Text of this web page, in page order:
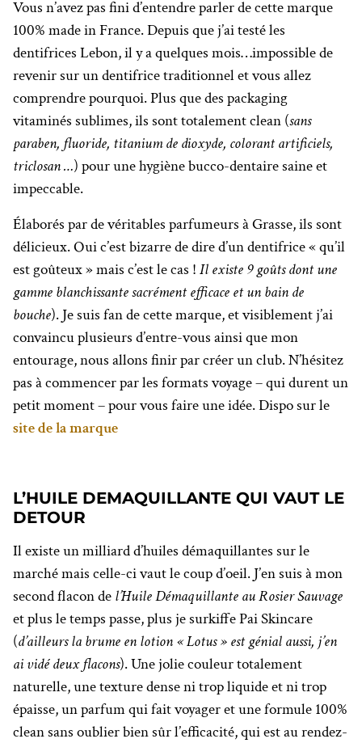
Vous n’avez pas fini d’entendre parler de cette marque
100% made in France. Depuis que j’ai testé les
dentifrices Lebon, il y a quelques mois…impossible de
revenir sur un dentifrice traditionnel et vous allez
comprendre pourquoi. Plus que des packaging
vitaminés sublimes, ils sont totalement clean (sans
paraben, fluoride, titanium de dioxyde, colorant artificiels,
triclosan …) pour une hygiène bucco-dentaire saine et
impeccable.
Élaborés par de véritables parfumeurs à Grasse, ils sont
délicieux. Oui c’est bizarre de dire d’un dentifrice « qu’il
est goûteux » mais c’est le cas ! Il existe 9 goûts dont une
gamme blanchissante sacrément efficace et un bain de
bouche). Je suis fan de cette marque, et visiblement j’ai
convaincu plusieurs d’entre-vous ainsi que mon
entourage, nous allons finir par créer un club. N’hésitez
pas à commencer par les formats voyage – qui durent un
petit moment – pour vous faire une idée. Dispo sur le
site de la marque
L’HUILE DEMAQUILLANTE QUI VAUT LE
DETOUR
Il existe un milliard d’huiles démaquillantes sur le
marché mais celle-ci vaut le coup d’oeil. J’en suis à mon
second flacon de l’Huile Démaquillante au Rosier Sauvage
et plus le temps passe, plus je surkiffe Pai Skincare
(d’ailleurs la brume en lotion « Lotus » est génial aussi, j’en
ai vidé deux flacons). Une jolie couleur totalement
naturelle, une texture dense ni trop liquide et ni trop
épaisse, un parfum qui fait voyager et une formule 100%
clean sans oublier bien sûr l’efficacité, qui est au rendez-